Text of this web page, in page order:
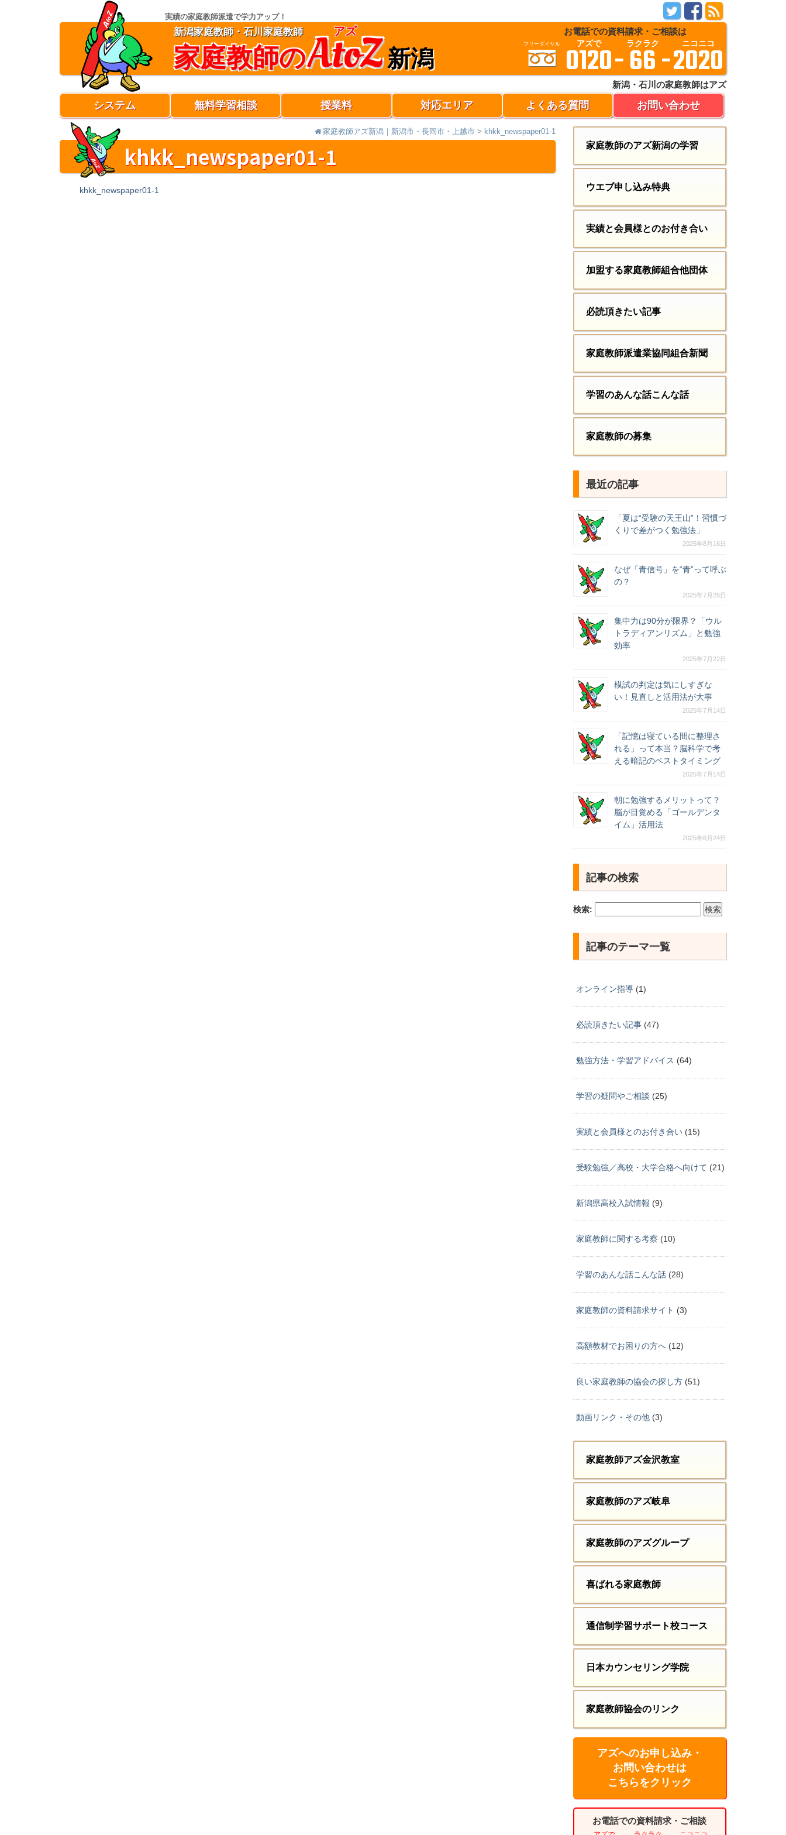
実績の家庭教師派遣で学力アップ！
新潟家庭教師・石川家庭教師
家庭教師の
アズ
AtoZ 新潟
お電話での資料請求・ご相談は
フリーダイヤル
: アズで
0120- ラクラク
66- ニコニコ
2020
新潟・石川の家庭教師はアズ
システム 無料学習相談 授業料 対応エリア よくある質問 お問い合わせ
家庭教師アズ新潟｜新潟市・長岡市・上越市> khkk_newspaper01-1
khkk_newspaper01-1
khkk_newspaper01-1
家庭教師のアズ新潟の学習
ウエブ申し込み特典
実績と会員様とのお付き合い
加盟する家庭教師組合他団体
必読頂きたい記事
家庭教師派遣業協同組合新聞
学習のあんな話こんな話
家庭教師の募集
最近の記事
「夏は“受験の天王山”！習慣づ
くりで差がつく勉強法」
2025年8月16日
なぜ「青信号」を“青”って呼ぶ
の？
2025年7月26日
集中力は90分が限界？「ウル
トラディアンリズム」と勉強
効率
2025年7月22日
模試の判定は気にしすぎな
い！見直しと活用法が大事
2025年7月14日
「記憶は寝ている間に整理さ
れる」って本当？脳科学で考
える暗記のベストタイミング
2025年7月14日
朝に勉強するメリットって？
脳が目覚める「ゴールデンタ
イム」活用法
2025年6月24日
記事の検索
検索:
記事のテーマ一覧
オンライン指導(1)
必読頂きたい記事(47)
勉強方法・学習アドバイス (64)
学習の疑問やご相談 (25)
実績と会員様とのお付き合い(15)
受験勉強／高校・大学合格へ向けて (21)
新潟県高校入試情報 (9)
家庭教師に関する考察 (10)
学習のあんな話こんな話(28)
家庭教師の資料請求サイト (3)
高額教材でお困りの方へ(12)
良い家庭教師の協会の探し方(51)
動画リンク・その他(3)
家庭教師アズ金沢教室
家庭教師のアズ岐阜
家庭教師のアズグループ
喜ばれる家庭教師
通信制学習サポート校コース
日本カウンセリング学院
家庭教師協会のリンク
アズへのお申し込み・
お問い合わせは
こちらをクリック
お電話での資料請求・ご相談